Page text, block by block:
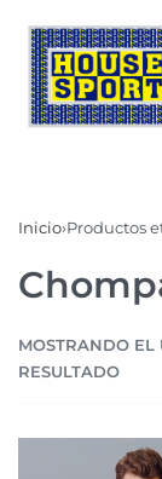
Inicio›Productos
MOSTRANDO EL
RESULTADO